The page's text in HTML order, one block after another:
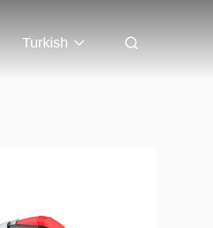
Turkish